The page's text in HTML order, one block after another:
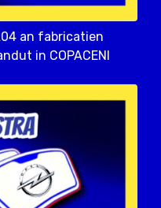
an fabricatien
in COPACENI